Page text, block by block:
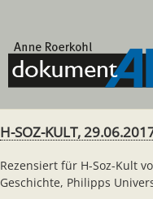
springen
H-SOZ-KULT,
Rezensiert für H-Soz-Kult
Geschichte, Philipps